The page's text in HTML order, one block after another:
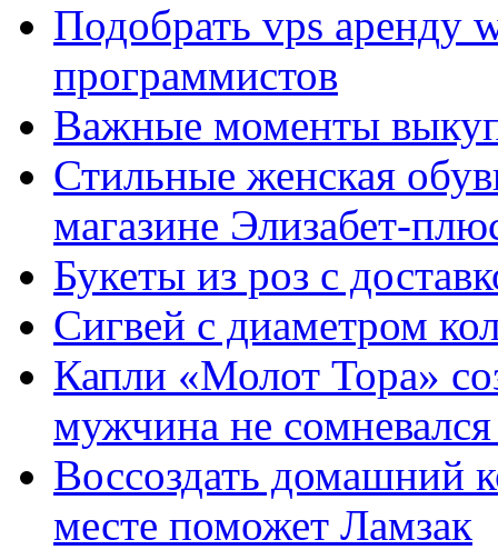
Подобрать vps аренду
программистов
Важные моменты
Стильные женская
магазине Элизабет-
Букеты из роз с
Сигвей с диаметром
Капли «Молот Тора»
мужчина не
Воссоздать домашний
месте поможет Ламзак